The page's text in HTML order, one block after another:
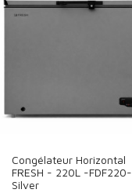
Congélateur Horizontal
FRESH - 220L -FDF220-
Silver